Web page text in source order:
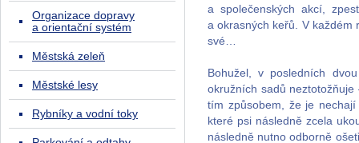
a společenských akcí,
a okrasných keřů. V každém
své…
Bohužel, v posledních
okružních sadů
tím způsobem, že je
které psi následně zcela
následně nutno odborně
Organizace dopravy
a orientační systém
Městská zeleň
Městské lesy
Rybníky a vodní toky